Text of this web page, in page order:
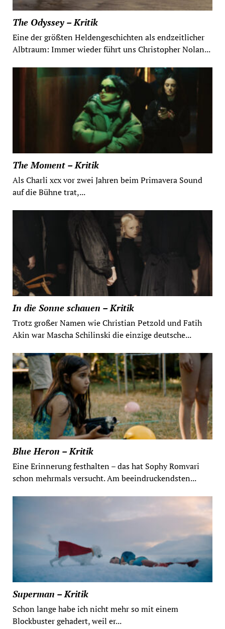
The Odyssey – Kritik
Eine der größten Heldengeschichten als endzeitlicher
Albtraum: Immer wieder führt uns Christopher Nolan...
The Moment – Kritik
Als Charli xcx vor zwei Jahren beim Primavera Sound
auf die Bühne trat,...
In die Sonne schauen – Kritik
Trotz großer Namen wie Christian Petzold und Fatih
Akin war Mascha Schilinski die einzige deutsche...
Blue Heron – Kritik
Eine Erinnerung festhalten – das hat Sophy Romvari
schon mehrmals versucht. Am beeindruckendsten...
Superman – Kritik
Schon lange habe ich nicht mehr so mit einem
Blockbuster gehadert, weil er...